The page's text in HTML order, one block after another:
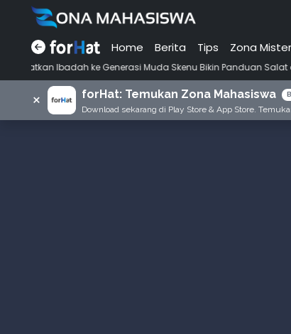
Home Berita Tips Zona
ke Generasi Muda Skenu Bikin Panduan Salat dengan Gaya Ala
× forHat: Temukan Zona Mahasiswa
Download sekarang di Play Store & App Store.